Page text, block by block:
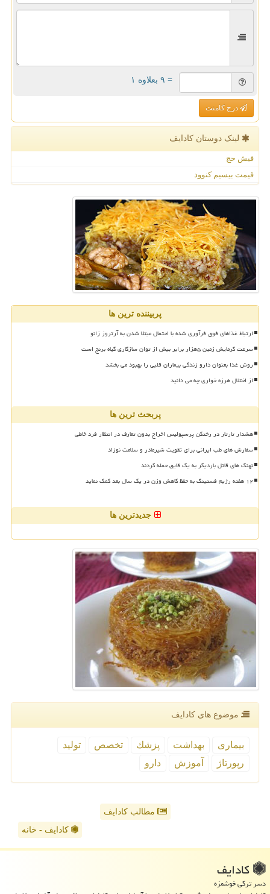
= ۹ بعلاوه ۱
درج کامنت
لینک دوستان كادایف
فیش حج
قیمت بیسیم کنوود
پربیننده ترین ها
ارتباط غذاهای فوق فرآوری شده با احتمال مبتلا شدن به آرتروز زانو
سرعت گرمایش زمین ۵هزار برابر بیش از توان سازگاری گیاه برنج است
روش غذا بعنوان دارو زندگی بیماران قلبی را بهبود می بخشد
از اختلال هرزه خواری چه می دانید
پربحث ترین ها
هشدار تارتار در رختکن پرسپولیس اخراج بدون تعارف در انتظار فرد خاطی
سفارش های طب ایرانی برای تقویت شیرمادر و سلامت نوزاد
نهنگ های قاتل باردیگر به یک قایق حمله کردند
۱۲ هفته رژیم فستینگ به حفظ کاهش وزن در یک سال بعد کمک نماید
جدیدترین ها
موضوع های كادایف
بیماری بهداشت پزشك تخصص
تولید
رپورتاژ
آموزش دارو
مطالب کادایف
کادایف - خانه
كادایف
دسر ترکی خوشمزه